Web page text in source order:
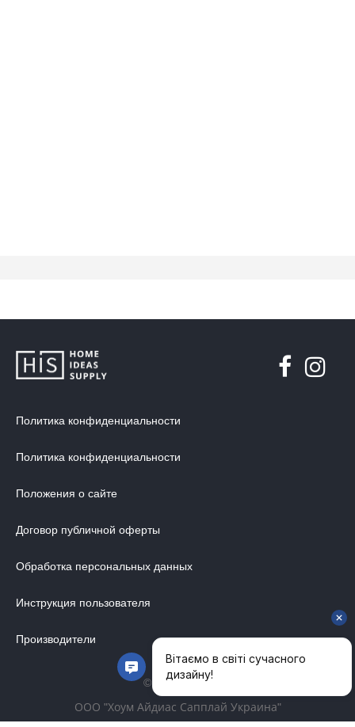
Политика конфиденциальности
Политика конфиденциальности
Положения о сайте
Договор публичной оферты
Обработка персональных данных
Инструкция пользователя
Производители
© 2014-2026
ООО "Хоум Айдиас Сапплай Украина"